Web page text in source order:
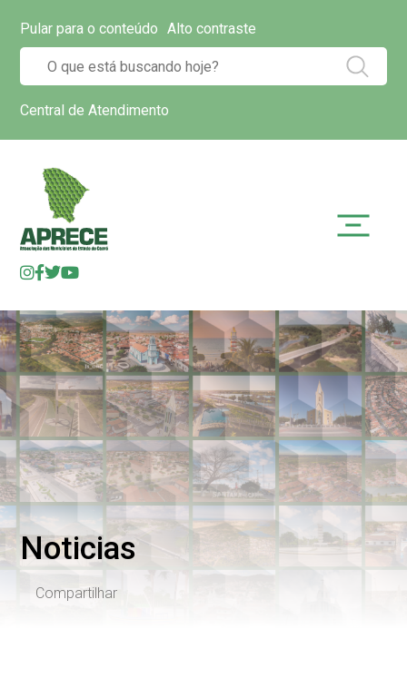
Pular para o conteúdo Alto contraste
Central de Atendimento
Noticias
Compartilhar